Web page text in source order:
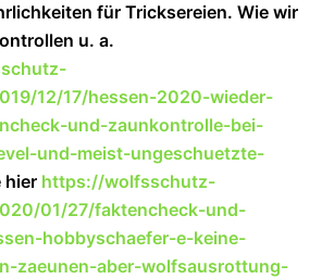
für Tricksereien. Wie wir
u. a.
12/17/hessen-2020-wieder-
und-zaunkontrolle-bei-
und-meist-ungeschuetzte-
hier https://wolfsschutz-
01/27/faktencheck-und-
hobbyschaefer-e-keine-
zaeunen-aber-wolfsausrottung-